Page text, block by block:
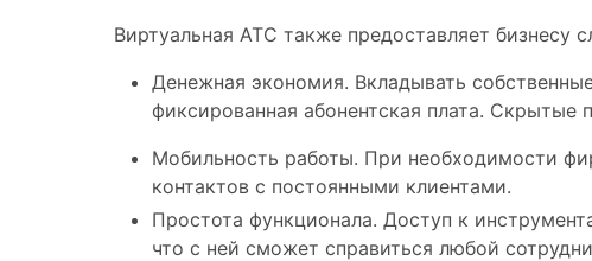
Виртуальная АТС также предоставляет бизнесу
Денежная экономия. Вкладывать
фиксированная абонентская плата. Скрытые
Мобильность работы. При необходимости
контактов с постоянными клиентами.
Простота функционала. Доступ к
что с ней сможет справиться любой